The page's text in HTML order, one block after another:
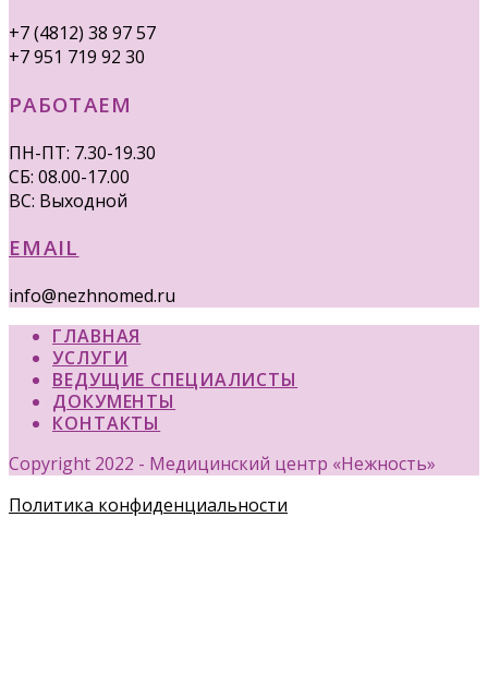
+7 (4812) 38 97 57
+7 951 719 92 30
РАБОТАЕМ
ПН-ПТ: 7.30-19.30
СБ: 08.00-17.00
ВС: Выходной
EMAIL
info@nezhnomed.ru
ГЛАВНАЯ
УСЛУГИ
ВЕДУЩИЕ СПЕЦИАЛИСТЫ
ДОКУМЕНТЫ
КОНТАКТЫ
Copyright 2022 - Медицинский центр «Нежность»
Политика конфиденциальности